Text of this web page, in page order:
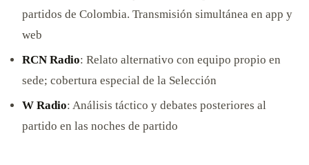
partidos de Colombia. Transmisión simultánea en app y
web
RCN Radio: Relato alternativo con equipo propio en
sede; cobertura especial de la Selección
W Radio: Análisis táctico y debates posteriores al
partido en las noches de partido